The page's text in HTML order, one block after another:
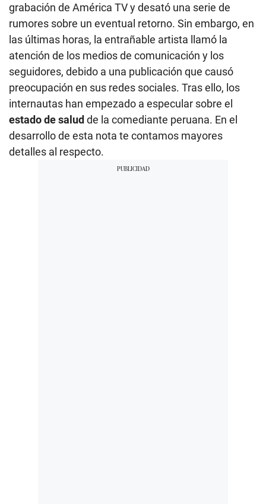
grabación de América TV y desató una serie de
rumores sobre un eventual retorno. Sin embargo, en
las últimas horas, la entrañable artista llamó la
atención de los medios de comunicación y los
seguidores, debido a una publicación que causó
preocupación en sus redes sociales. Tras ello, los
internautas han empezado a especular sobre el
estado de saludde la comediante peruana. En el
desarrollo de esta nota te contamos mayores
detalles al respecto.